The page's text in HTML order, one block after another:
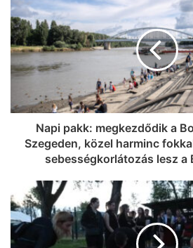
Napi pakk: megkezdődik a
Szegeden, közel harminc
sebességkorlátozás lesz a